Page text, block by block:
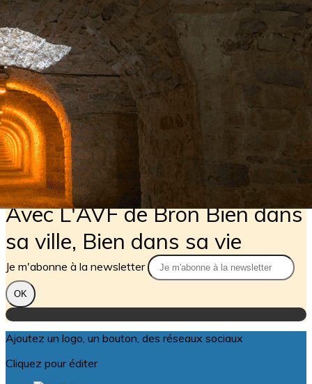
Exporter les lignes sélectionnées
Exporter toutes les colonnes
Exporter uniquement les colonnes affichées
Menu
?>
Images de la page d'accueil
Cliquez pour éditer
Texte, bouton et/ou inscription à la newsletter
Cliquez pour éditer
Avec L'AVF de Bron Bien dans
sa ville, Bien dans sa vie
Je m'abonne à la newsletter
OK
Ajoutez un logo, un bouton, des réseaux sociaux
Cliquez pour éditer